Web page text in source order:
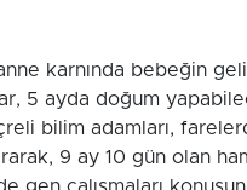
karnında bebeğin
5 ayda doğum
bilim adamları,
9 ay 10 gün olan